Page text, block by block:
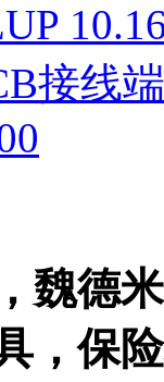
接线
魏德
，保